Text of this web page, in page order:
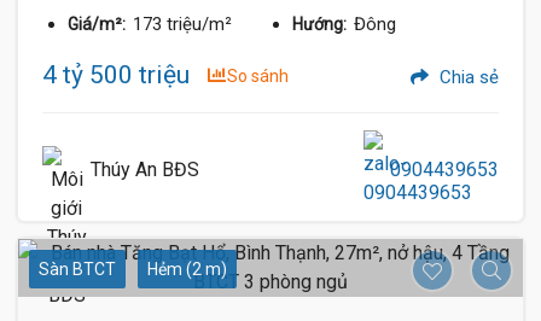
Giá/m²: 173 triệu/m² Hướng: Đông
4 tỷ 500 triệu So sánh Chia sẻ
Thúy An BĐS 0904439653
Sàn BTCT Hẻm (2 m)